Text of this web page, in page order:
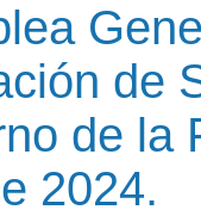
de
de la
2024.